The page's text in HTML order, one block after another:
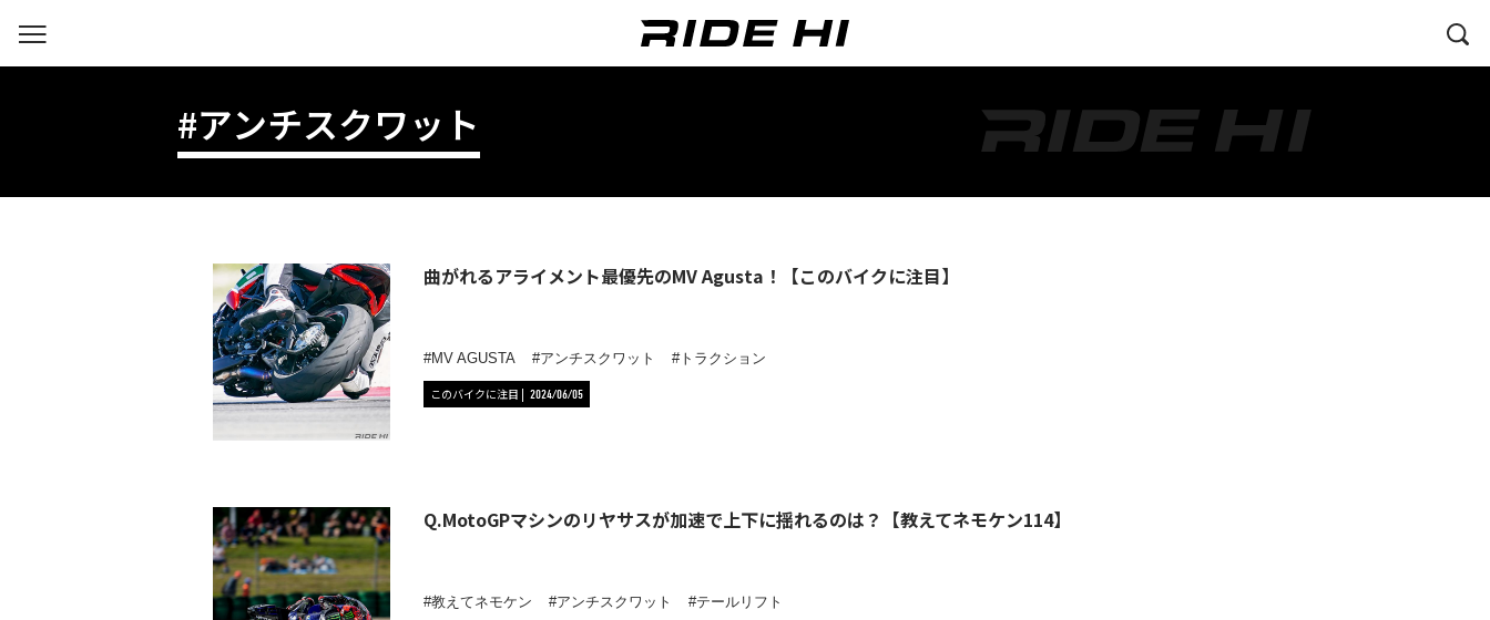
#アンチスクワット
曲がれるアライメント最優先のMV Agusta！【このバイクに注目】
MV AGUSTA アンチスクワット トラクション
このバイクに注目 2024/06/05
Q.MotoGPマシンのリヤサスが加速で上下に揺れるのは？【教えてネモケン114】
教えてネモケン アンチスクワット テールリフト